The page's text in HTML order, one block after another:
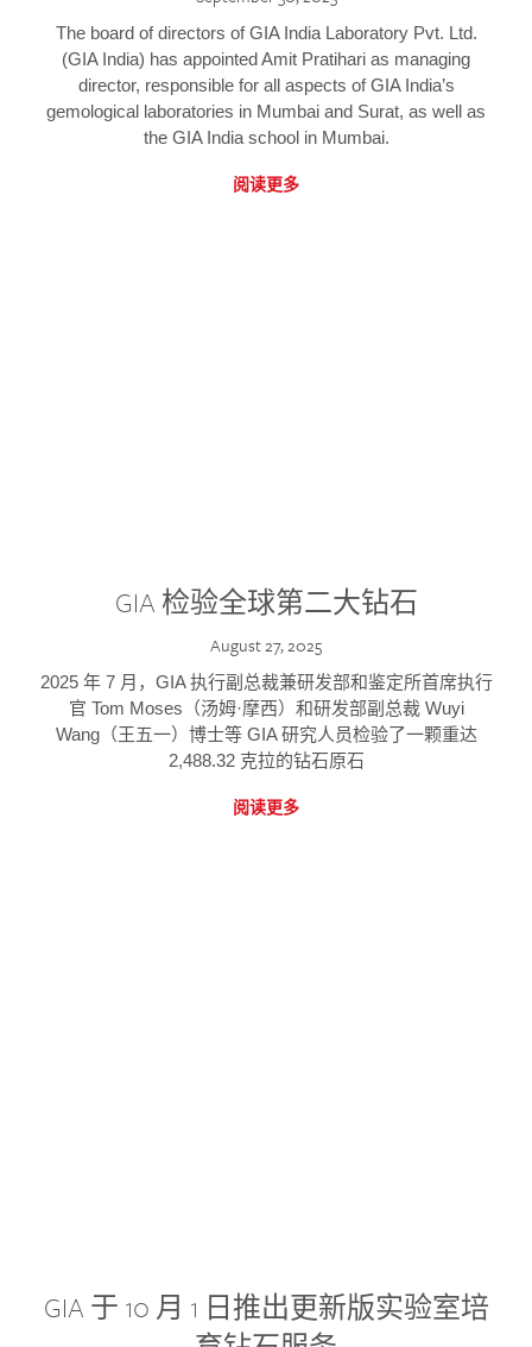
The board of directors of GIA India Laboratory Pvt. Ltd.
(GIA India) has appointed Amit Pratihari as managing
director, responsible for all aspects of GIA India’s
gemological laboratories in Mumbai and Surat, as well as
the GIA India school in Mumbai.
阅读更多
GIA 检验全球第二大钻石
August 27, 2025
2025 年 7 月，GIA 执行副总裁兼研发部和鉴定所首席执行
官 Tom Moses（汤姆·摩西）和研发部副总裁 Wuyi
Wang（王五一）博士等 GIA 研究人员检验了一颗重达
2,488.32 克拉的钻石原石
阅读更多
GIA 于 10 月 1 日推出更新版实验室培